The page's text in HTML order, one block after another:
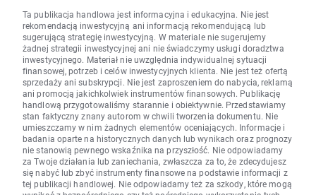
Ta publikacja handlowa jest informacyjna i edukacyjna. Nie jest
rekomendacją inwestycyjną ani informacją rekomendującą lub
sugerującą strategię inwestycyjną. W materiale nie sugerujemy
żadnej strategii inwestycyjnej ani nie świadczymy usługi doradztwa
inwestycyjnego. Materiał nie uwzględnia indywidualnej sytuacji
finansowej, potrzeb i celów inwestycyjnych klienta. Nie jest też ofertą
sprzedaży ani subskrypcji. Nie jest zaproszeniem do nabycia, reklamą
ani promocją jakichkolwiek instrumentów finansowych. Publikację
handlową przygotowaliśmy starannie i obiektywnie. Przedstawiamy
stan faktyczny znany autorom w chwili tworzenia dokumentu. Nie
umieszczamy w nim żadnych elementów oceniających. Informacje i
badania oparte na historycznych danych lub wynikach oraz prognozy
nie stanowią pewnego wskaźnika na przyszłość. Nie odpowiadamy
za Twoje działania lub zaniechania, zwłaszcza za to, że zdecydujesz
się nabyć lub zbyć instrumenty finansowe na podstawie informacji z
tej publikacji handlowej. Nie odpowiadamy też za szkody, które mogą